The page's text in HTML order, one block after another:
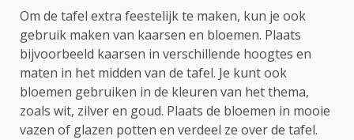
Om de tafel extra feestelijk te maken, kun je ook
gebruik maken van kaarsen en bloemen. Plaats
bijvoorbeeld kaarsen in verschillende hoogtes en
maten in het midden van de tafel. Je kunt ook
bloemen gebruiken in de kleuren van het thema,
zoals wit, zilver en goud. Plaats de bloemen in mooie
vazen of glazen potten en verdeel ze over de tafel.